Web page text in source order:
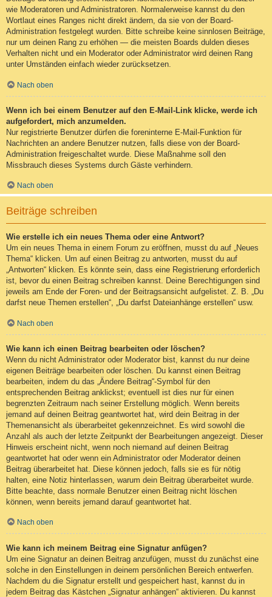
wie Moderatoren und Administratoren. Normalerweise kannst du den
Wortlaut eines Ranges nicht direkt ändern, da sie von der Board-
Administration festgelegt wurden. Bitte schreibe keine sinnlosen Beiträge,
nur um deinen Rang zu erhöhen — die meisten Boards dulden dieses
Verhalten nicht und ein Moderator oder Administrator wird deinen Rang
unter Umständen einfach wieder zurücksetzen.
Nach oben
Wenn ich bei einem Benutzer auf den E-Mail-Link klicke, werde ich
aufgefordert, mich anzumelden.
Nur registrierte Benutzer dürfen die foreninterne E-Mail-Funktion für
Nachrichten an andere Benutzer nutzen, falls diese von der Board-
Administration freigeschaltet wurde. Diese Maßnahme soll den
Missbrauch dieses Systems durch Gäste verhindern.
Nach oben
Beiträge schreiben
Wie erstelle ich ein neues Thema oder eine Antwort?
Um ein neues Thema in einem Forum zu eröffnen, musst du auf „Neues
Thema“ klicken. Um auf einen Beitrag zu antworten, musst du auf
„Antworten“ klicken. Es könnte sein, dass eine Registrierung erforderlich
ist, bevor du einen Beitrag schreiben kannst. Deine Berechtigungen sind
jeweils am Ende der Foren- und der Beitragsansicht aufgelistet. Z. B. „Du
darfst neue Themen erstellen“, „Du darfst Dateianhänge erstellen“ usw.
Nach oben
Wie kann ich einen Beitrag bearbeiten oder löschen?
Wenn du nicht Administrator oder Moderator bist, kannst du nur deine
eigenen Beiträge bearbeiten oder löschen. Du kannst einen Beitrag
bearbeiten, indem du das „Ändere Beitrag“-Symbol für den
entsprechenden Beitrag anklickst; eventuell ist dies nur für einen
begrenzten Zeitraum nach seiner Erstellung möglich. Wenn bereits
jemand auf deinen Beitrag geantwortet hat, wird dein Beitrag in der
Themenansicht als überarbeitet gekennzeichnet. Es wird sowohl die
Anzahl als auch der letzte Zeitpunkt der Bearbeitungen angezeigt. Dieser
Hinweis erscheint nicht, wenn noch niemand auf deinen Beitrag
geantwortet hat oder wenn ein Administrator oder Moderator deinen
Beitrag überarbeitet hat. Diese können jedoch, falls sie es für nötig
halten, eine Notiz hinterlassen, warum dein Beitrag überarbeitet wurde.
Bitte beachte, dass normale Benutzer einen Beitrag nicht löschen
können, wenn bereits jemand darauf geantwortet hat.
Nach oben
Wie kann ich meinem Beitrag eine Signatur anfügen?
Um eine Signatur an deinen Beitrag anzufügen, musst du zunächst eine
solche in den Einstellungen in deinem persönlichen Bereich entwerfen.
Nachdem du die Signatur erstellt und gespeichert hast, kannst du in
jedem Beitrag das Kästchen „Signatur anhängen“ aktivieren. Du kannst